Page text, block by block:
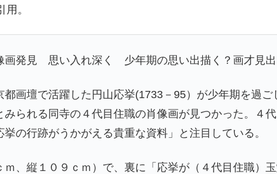
。
画発見 思い入れ深く 少年期の思い出描く？画才見
都画壇で活躍した円山応挙(1733－95）が少年期を過
みられる同寺の４代目住職の肖像画が見つかった。４
の行跡がうかがえる貴重な資料」と注目している。
ｍ、縦１０９ｃｍ）で、裏に「応挙が（４代目住職）